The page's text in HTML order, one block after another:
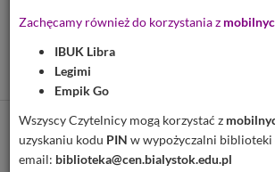
rękodzielniczych
ręcznych)
Cytuj
Zachęcamy również do korzystania z
IBUK Libra
Legimi
Empik Go
Wszyscy Czytelnicy mogą korzystać z
uzyskaniu kodu PIN w wypożyczalni biblioteki
email: biblioteka@cen.bialystok.edu.pl